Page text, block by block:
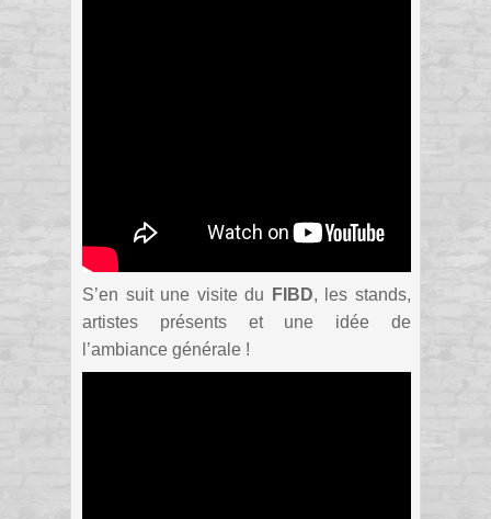
S’en suit une visite du FIBD, les stands,
artistes présents et une idée de
l’ambiance générale !